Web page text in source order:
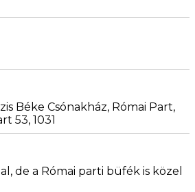
Béke Csónakház, Római Part,
53, 1031
de a Római parti büfék is közel